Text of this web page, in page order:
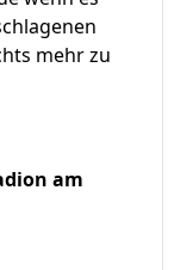
mehr zu
am